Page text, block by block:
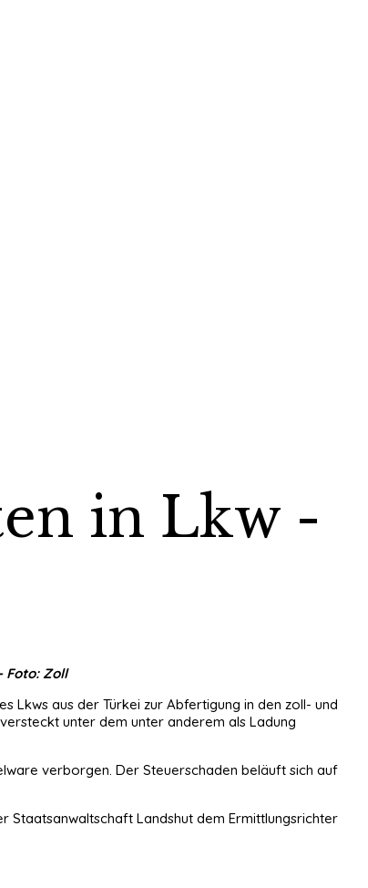
in Lkw -
Foto: Zoll
Lkws aus der Türkei zur Abfertigung in den zoll- und
unter dem unter anderem als Ladung
verborgen. Der Steuerschaden beläuft sich auf
Staatsanwaltschaft Landshut dem Ermittlungsrichter